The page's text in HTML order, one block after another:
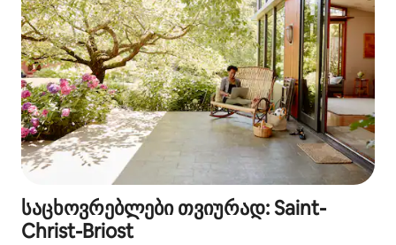
საცხოვრებლები თვიურად: Saint-
Christ-Briost